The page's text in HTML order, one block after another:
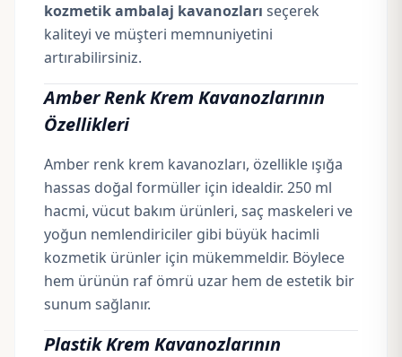
kozmetik ambalaj kavanozları seçerek
kaliteyi ve müşteri memnuniyetini
artırabilirsiniz.
Amber Renk Krem Kavanozlarının
Özellikleri
Amber renk krem kavanozları, özellikle ışığa
hassas doğal formüller için idealdir. 250 ml
hacmi, vücut bakım ürünleri, saç maskeleri ve
yoğun nemlendiriciler gibi büyük hacimli
kozmetik ürünler için mükemmeldir. Böylece
hem ürünün raf ömrü uzar hem de estetik bir
sunum sağlanır.
Plastik Krem Kavanozlarının